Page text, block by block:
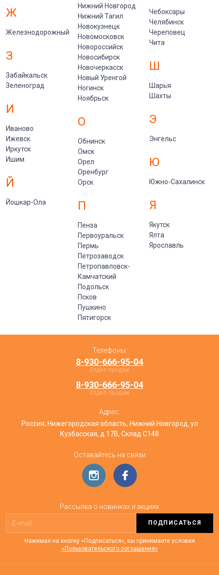
Ж
Железнодорожный
З
Забайкальск
Зеленоград
И
Иваново
Ижевск
Иркутск
Ишим
Й
Йошкар-Ола
Нижний Новгород
Нижний Тагил
Новокузнецк
Новомосковск
Новороссийск
Новосибирск
Новочеркасск
Новый Уренгой
Ногинск
Ноябрьск
О
Обнинск
Омск
Орел
Оренбург
Орск
П
Пенза
Первоуральск
Пермь
Петрозаводск
Петропавловск-
Камчатский
Подольск
Псков
Пушкино
Пятигорск
Чебоксары
Челябинск
Череповец
Чита
Ш
Шарья
Шахты
Э
Энгельс
Ю
Южно-Сахалинск
Я
Якутск
Ялта
Ярославль
Телефоны:
8-930-666-95-04
Отдел продаж
8-930-666-95-04
Отдел продаж
Адрес:
Россия, Нижегородская область, Нижний Новгород, ул
Кузбасская, д.17В, Склад С148
Оставайтесь на связи
Рассылка о новинках и акциях
ПОДПИСАТЬСЯ
Нажимая на кнопку «Подписаться», вы принимаете условия
«Пользовательского соглашения»